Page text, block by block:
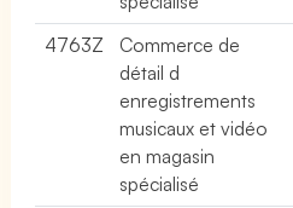
4763Z
Commerce de
détail d
enregistrements
musicaux et vidéo
en magasin
spécialisé